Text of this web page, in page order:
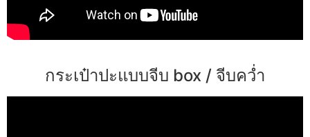
กระเป๋าปะแบบจีบ box / จีบคว่ำ